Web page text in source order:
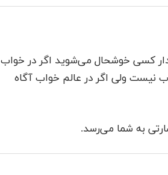
کسی خوشحال می‌شوید اگر در خواب
نیست ولی اگر در عالم خواب آگاه
به شما می‌رسد.